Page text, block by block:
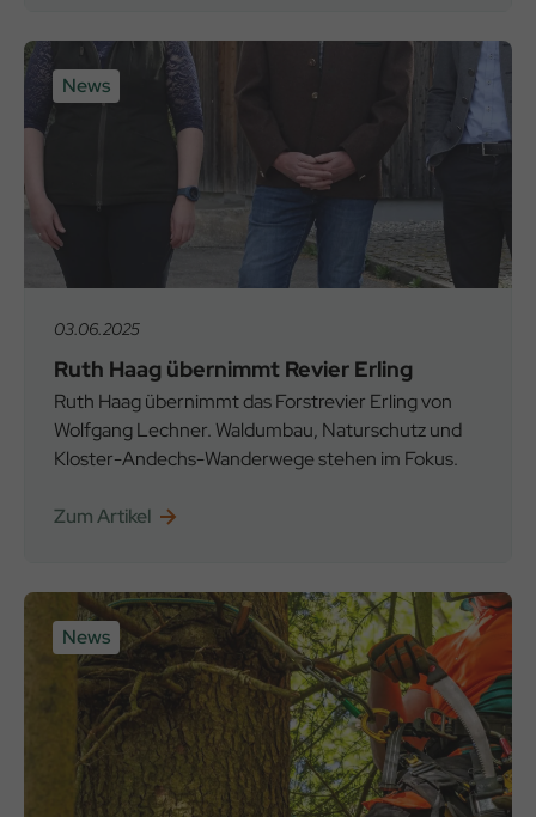
News
03.06.2025
Ruth Haag übernimmt Revier Erling
Ruth Haag übernimmt das Forstrevier Erling von
Wolfgang Lechner. Waldumbau, Naturschutz und
Kloster-Andechs-Wanderwege stehen im Fokus.
Zum Artikel
News